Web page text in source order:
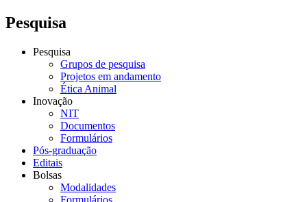
Pesquisa
Pesquisa
Grupos de pesquisa
Projetos em andamento
Ética Animal
Inovação
NIT
Documentos
Formulários
Pós-graduação
Editais
Bolsas
Modalidades
Formulários